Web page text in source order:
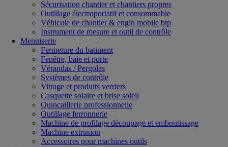
Sécurisation chantier et chantiers propres
Outillage électroportatif et consommable
Véhicule de chantier & engin mobile btp
Instrument de mesure et outil de contrôle
Menuiserie
Fermeture du batiment
Fenêtre, baie et porte
Vérandas / Pergolas
Systèmes de contrôle
Vitrage et produits verriers
Casquette solaire et brise soleil
Quincaillerie professionnelle
Outillage ferronnerie
Machine de profilage découpage et emboutissage
Machine extrusion
Accessoires pour machines outils